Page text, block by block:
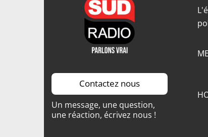
Contactez nous
Un message, une question,
une réaction, écrivez nous !